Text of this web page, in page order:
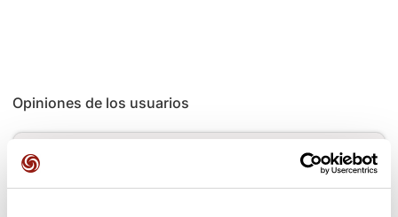
Opiniones de los usuarios
Este recorrido aún no contiene opiniones. ¿Ya lo has
completado? ¡Deja la primera opinión!